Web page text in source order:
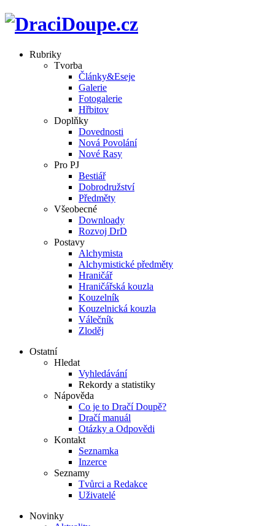
Rubriky
Tvorba
Články&Eseje
Galerie
Fotogalerie
Hřbitov
Doplňky
Dovednosti
Nová Povolání
Nové Rasy
Pro PJ
Bestiář
Dobrodružství
Předměty
Všeobecné
Downloady
Rozvoj DrD
Postavy
Alchymista
Alchymistické předměty
Hraničář
Hraničářská kouzla
Kouzelník
Kouzelnická kouzla
Válečník
Zloděj
Ostatní
Hledat
Vyhledávání
Rekordy a statistiky
Nápověda
Co je to Dračí Doupě?
Dračí manuál
Otázky a Odpovědi
Kontakt
Seznamka
Inzerce
Seznamy
Tvůrci a Redakce
Uživatelé
Novinky